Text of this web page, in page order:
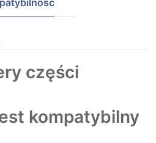
części
kompatybilny